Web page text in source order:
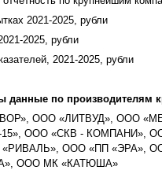
2021-2025, рубли
2025, рубли
2021-2025, рубли
данные по
ООО «ЛИТВУД», ООО
ООО «СКВ - КОМПАНИ»,
«РИВАЛЬ», ООО «ПП
ООО МК «КАТЮША»